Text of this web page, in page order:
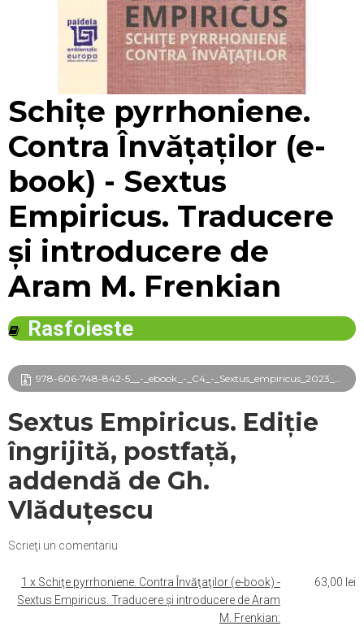
Mărește
Schiţe pyrrhoniene.
Contra Învăţaţilor (e-
book) - Sextus
Empiricus. Traducere
și introducere de
Aram M. Frenkian
Rasfoieste
978-606-748-842-5__-_ebook_-_C4_-_Sextus_empiricus_2023_frg.pdf
Sextus Empiricus. Ediție
îngrijită, postfață,
addendă de Gh.
Vlăduțescu
Scrieţi un comentariu
1 x Schiţe pyrrhoniene. Contra Învăţaţilor (e-book) -
Sextus Empiricus. Traducere și introducere de Aram
M. Frenkian:
63,00 lei